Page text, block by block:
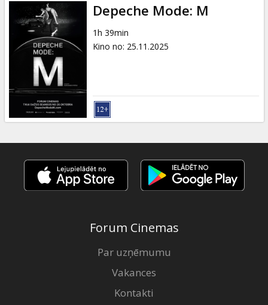
Ziņas
Dāvanu
kartes
Uzkodas
B2B
Kino
Klubs
Depeche Mode: M
1h 39min
Kino no: 25.11.2025
Forum Cinemas
Par uzņēmumu
Vakances
Kontakti